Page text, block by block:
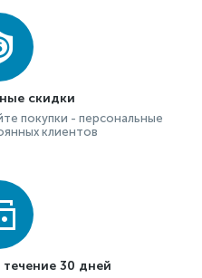
скидки
покупки - персональные
клиентов
течение 30 дней